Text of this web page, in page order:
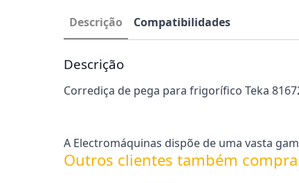
Descrição Compatibilidades
Descrição
Corrediça de pega para frigorífico Teka
A Electromáquinas dispõe de uma vasta
Outros clientes também